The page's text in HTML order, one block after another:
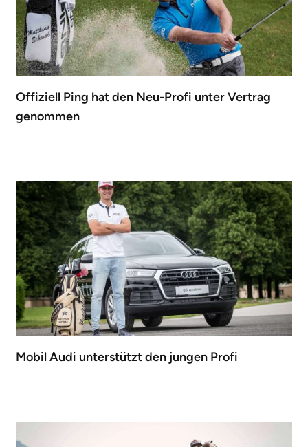
Offiziell Ping hat den Neu-Profi unter Vertrag
genommen
Mobil Audi unterstützt den jungen Profi